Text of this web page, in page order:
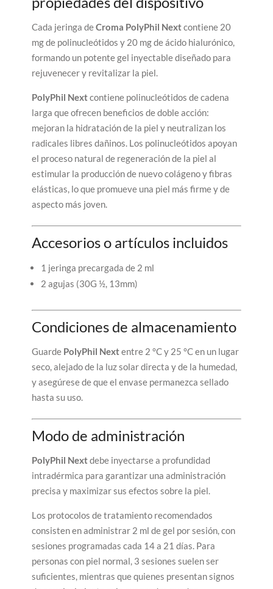
Cada jeringa deCroma PolyPhil Nextcontiene 20
mg de polinucleótidos y 20 mg de ácido hialurónico,
formando un potente gel inyectable diseñado para
rejuvenecer y revitalizar la piel.
PolyPhil Nextcontiene polinucleótidos de cadena
larga que ofrecen beneficios de doble acción:
mejoran la hidratación de la piel y neutralizan los
radicales libres dañinos. Los polinucleótidos apoyan
el proceso natural de regeneración de la piel al
estimular la producción de nuevo colágeno y fibras
elásticas, lo que promueve una piel más firme y de
aspecto más joven.
Accesorios o artículos incluidos
1 jeringa precargada de 2 ml
2 agujas (30G ½, 13mm)
Condiciones de almacenamiento
Guarde PolyPhil Nextentre 2 °C y 25 °C en un lugar
seco, alejado de la luz solar directa y de la humedad,
y asegúrese de que el envase permanezca sellado
hasta su uso.
Modo de administración
PolyPhil Nextdebe inyectarse a profundidad
intradérmica para garantizar una administración
precisa y maximizar sus efectos sobre la piel.
Los protocolos de tratamiento recomendados
consisten en administrar 2 ml de gel por sesión, con
sesiones programadas cada 14 a 21 días. Para
personas con piel normal, 3 sesiones suelen ser
suficientes, mientras que quienes presentan signos